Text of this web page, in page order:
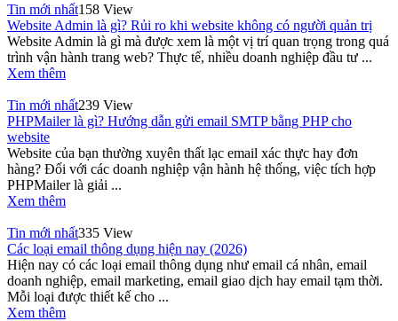
Tin mới nhất158 View
Website Admin là gì? Rủi ro khi website không có người quản trị
Website Admin là gì mà được xem là một vị trí quan trọng trong quá
trình vận hành trang web? Thực tế, nhiều doanh nghiệp đầu tư ...
Xem thêm
Tin mới nhất239 View
PHPMailer là gì? Hướng dẫn gửi email SMTP bằng PHP cho
website
Website của bạn thường xuyên thất lạc email xác thực hay đơn
hàng? Đối với các doanh nghiệp vận hành hệ thống, việc tích hợp
PHPMailer là giải ...
Xem thêm
Tin mới nhất335 View
Các loại email thông dụng hiện nay (2026)
Hiện nay có các loại email thông dụng như email cá nhân, email
doanh nghiệp, email marketing, email giao dịch hay email tạm thời.
Mỗi loại được thiết kế cho ...
Xem thêm